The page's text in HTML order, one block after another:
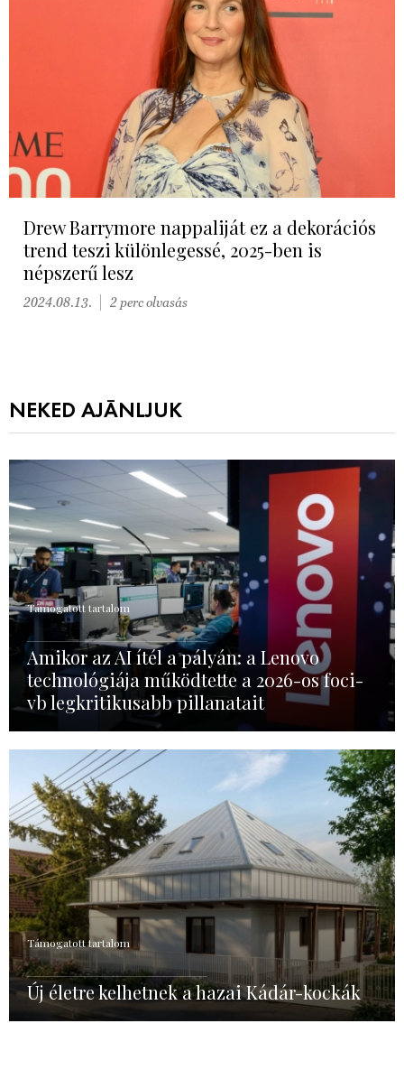
Drew Barrymore nappaliját ez a dekorációs
trend teszi különlegessé, 2025-ben is
népszerű lesz
2024.08.13. 2 perc olvasás
NEKED AJÁNLJUK
Támogatott tartalom
Amikor az AI ítél a pályán: a Lenovo
technológiája működtette a 2026-os foci-
vb legkritikusabb pillanatait
Támogatott tartalom
Új életre kelhetnek a hazai Kádár-kockák